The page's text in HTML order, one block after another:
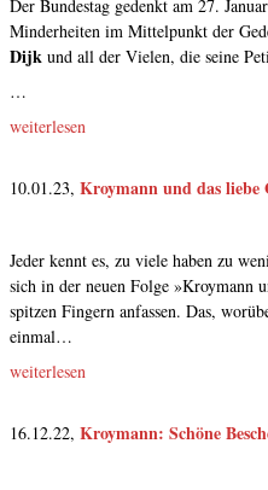
Der Bundestag gedenkt am 27.
Minderheiten im Mittelpunkt der
Dijk und all der Vielen, die seine
…
weiterlesen
10.01.23, Kroymann und das liebe
Jeder kennt es, zu viele haben zu
sich in der neuen Folge »Kroymann
spitzen Fingern anfassen. Das,
einmal…
weiterlesen
16.12.22, Kroymann: Schöne